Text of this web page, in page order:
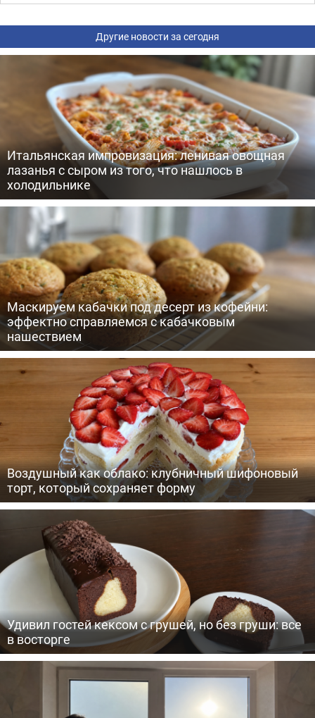
Другие новости за сегодня
Итальянская импровизация: ленивая овощная
лазанья с сыром из того, что нашлось в
холодильнике
Маскируем кабачки под десерт из кофейни:
эффектно справляемся с кабачковым
нашествием
Воздушный как облако: клубничный шифоновый
торт, который сохраняет форму
Удивил гостей кексом с грушей, но без груши: все
в восторге